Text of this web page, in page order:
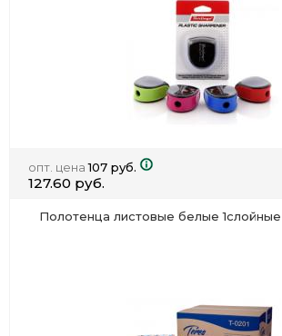
опт. цена107 руб.
127.60 руб.
Полотенца листовые белые